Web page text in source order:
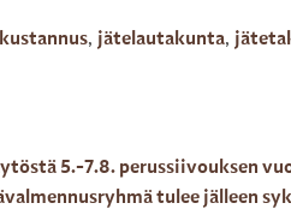
, jätelautakunta,
5.-7.8. perussiivouksen
tulee jälleen